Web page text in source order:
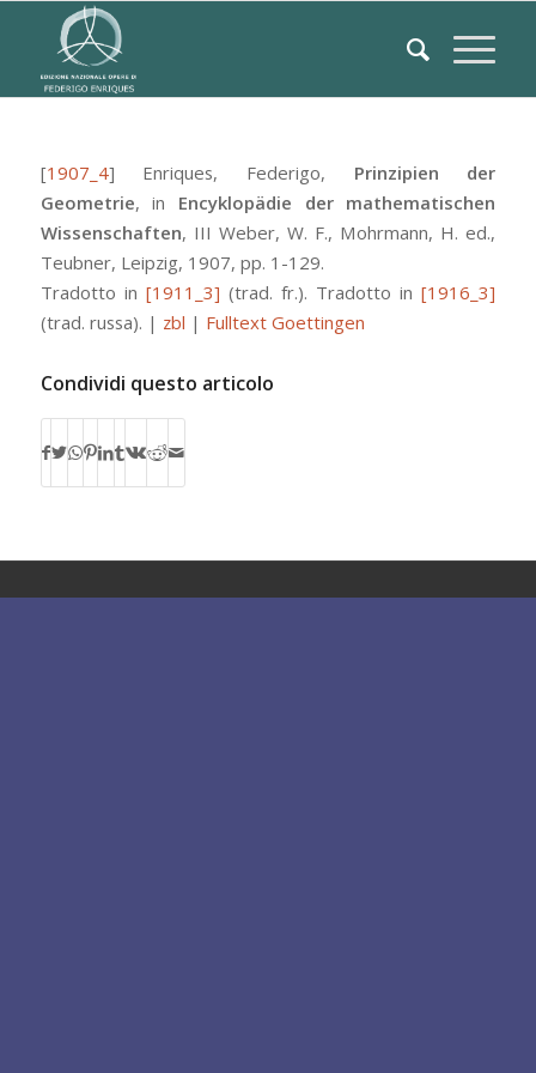
[1907_4] Enriques, Federigo, Prinzipien der
Geometrie, in Encyklopädie der mathematischen
Wissenschaften, III Weber, W. F., Mohrmann, H. ed.,
Teubner, Leipzig, 1907, pp. 1-129.
Tradotto in [1911_3] (trad. fr.). Tradotto in[1916_3]
(trad. russa). | zbl | Fulltext Goettingen
Condividi questo articolo